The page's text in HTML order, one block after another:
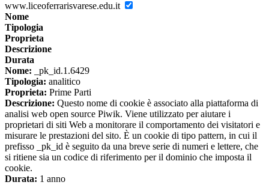
www.liceoferrarisvarese.edu.it
Nome
Tipologia
Proprieta
Descrizione
Durata
Nome: _pk_id.1.6429
Tipologia: analitico
Proprieta: Prime Parti
Descrizione: Questo nome di cookie è associato alla piattaforma di
analisi web open source Piwik. Viene utilizzato per aiutare i
proprietari di siti Web a monitorare il comportamento dei visitatori e
misurare le prestazioni del sito. È un cookie di tipo pattern, in cui il
prefisso _pk_id è seguito da una breve serie di numeri e lettere, che
si ritiene sia un codice di riferimento per il dominio che imposta il
cookie.
Durata: 1 anno